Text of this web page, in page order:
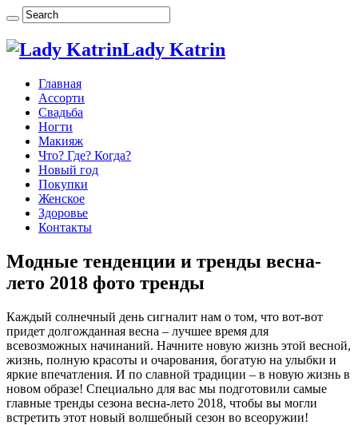
Lady Katrin
Главная
Ассорти
Свадьба
Ногти
Макияж
Что? Где? Когда?
Новый год
Покупки
Женское
Здоровье
Контакты
Модные тенденции и тренды весна-
лето 2018 фото тренды
Каждый солнечный день сигналит нам о том, что вот-вот
придет долгожданная весна – лучшее время для
всевозможных начинаний. Начните новую жизнь этой весной,
жизнь, полную красоты и очарования, богатую на улыбки и
яркие впечатления. И по славной традиции – в новую жизнь в
новом образе! Специально для вас мы подготовили самые
главные тренды сезона весна-лето 2018, чтобы вы могли
встретить этот новый волшебный сезон во всеоружии!